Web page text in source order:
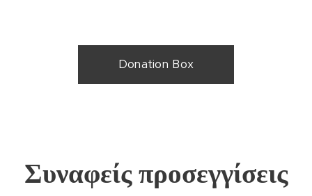
Donation Box
Συναφείς προσεγγίσεις